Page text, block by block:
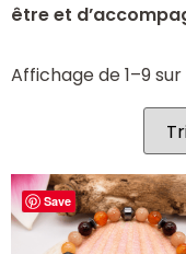
être et
Affichage de 1–9
Save